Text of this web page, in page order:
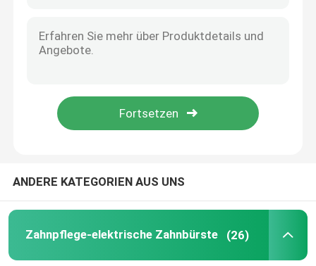
ANDERE KATEGORIEN AUS UNS
Zahnpflege-elektrische Zahnbürste (26)